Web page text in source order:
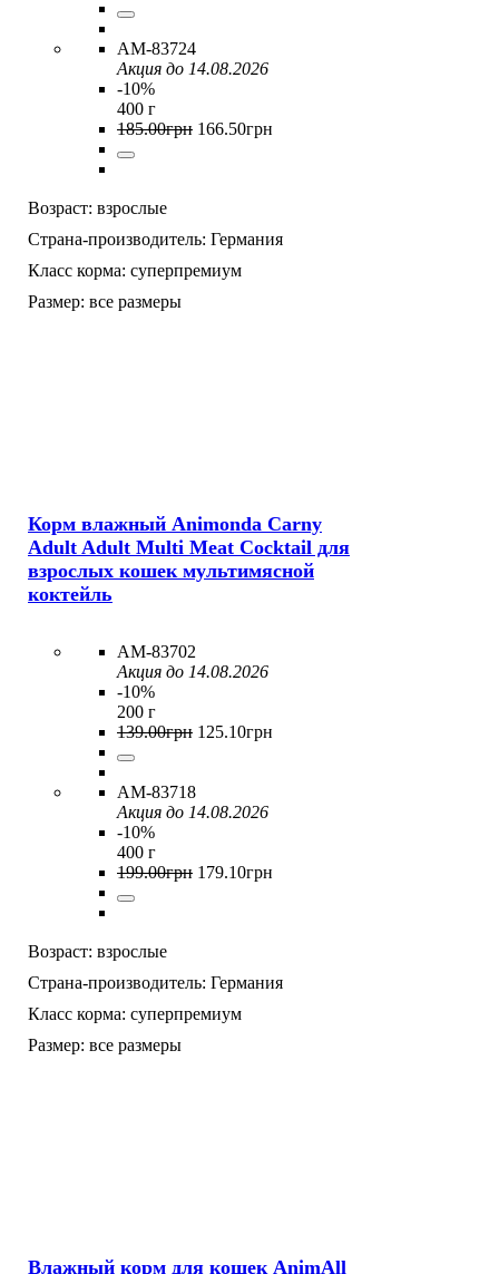
AM-83724
Акция до 14.08.2026
-10%
400 г
185.00грн 166.50грн
Возраст: взрослые
Страна-производитель: Германия
Класс корма: суперпремиум
Размер: все размеры
Корм влажный Animonda Carny
Adult Adult Multi Meat Cocktail для
взрослых кошек мультимясной
коктейль
AM-83702
Акция до 14.08.2026
-10%
200 г
139.00грн 125.10грн
AM-83718
Акция до 14.08.2026
-10%
400 г
199.00грн 179.10грн
Возраст: взрослые
Страна-производитель: Германия
Класс корма: суперпремиум
Размер: все размеры
Влажный корм для кошек AnimAll